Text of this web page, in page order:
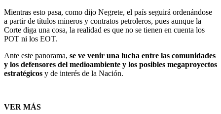
Mientras esto pasa, como dijo Negrete, el país seguirá ordenándose
a partir de títulos mineros y contratos petroleros, pues aunque la
Corte diga una cosa, la realidad es que no se tienen en cuenta los
POT ni los EOT.
Ante este panorama, se ve venir una lucha entre las comunidades
y los defensores del medioambiente y los posibles megaproyectos
estratégicos y de interés de la Nación.
VER MÁS